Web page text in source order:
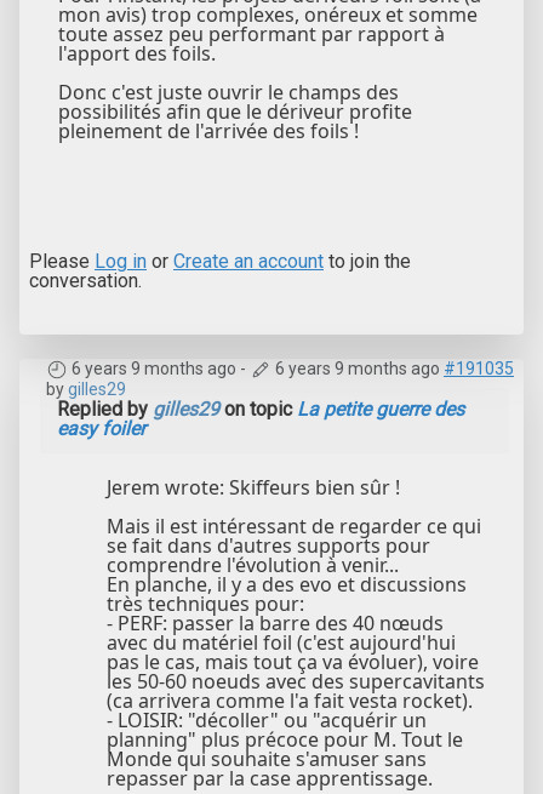
mon avis) trop complexes, onéreux et somme
toute assez peu performant par rapport à
l'apport des foils.
Donc c'est juste ouvrir le champs des
possibilités afin que le dériveur profite
pleinement de l'arrivée des foils !
Please Log in or Create an account to join the
conversation.
6 years 9 months ago - 6 years 9 months ago #191035
bygilles29
Replied by gilles29on topic La petite guerre des
easy foiler
Jerem wrote: Skiffeurs bien sûr !
Mais il est intéressant de regarder ce qui
se fait dans d'autres supports pour
comprendre l'évolution à venir...
En planche, il y a des evo et discussions
très techniques pour:
- PERF: passer la barre des 40 nœuds
avec du matériel foil (c'est aujourd'hui
pas le cas, mais tout ça va évoluer), voire
les 50-60 noeuds avec des supercavitants
(ca arrivera comme l'a fait vesta rocket).
- LOISIR: "décoller" ou "acquérir un
planning" plus précoce pour M. Tout le
Monde qui souhaite s'amuser sans
repasser par la case apprentissage.